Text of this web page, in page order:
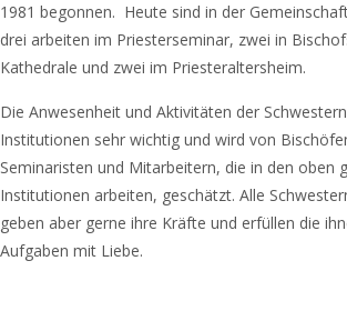
1981 begonnen. Heute sind in der
drei arbeiten im Priesterseminar, zwei in
Kathedrale und zwei im Priesteraltersheim.
Die Anwesenheit und Aktivitäten der
Institutionen sehr wichtig und wird von
Seminaristen und Mitarbeitern, die in den oben
Institutionen arbeiten, geschätzt. Alle
geben aber gerne ihre Kräfte und erfüllen die
Aufgaben mit Liebe.